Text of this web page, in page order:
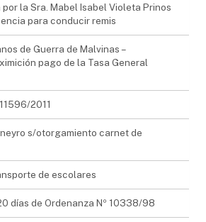
la Sra. Mabel Isabel Violeta Prinos
para conducir remis
de Guerra de Malvinas –
pago de la Tasa General
2011
s/otorgamiento carnet de
de escolares
días de Ordenanza Nº 10338/98